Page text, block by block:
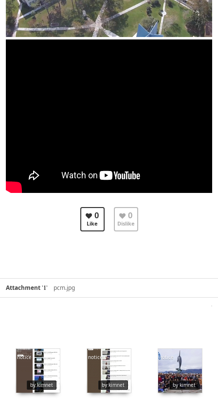
0
Like
0
Dislike
Attachment'1' pcm.jpg
notice
by kimnet
12970
notice
by kimnet
12823
notice
by kimnet
14591